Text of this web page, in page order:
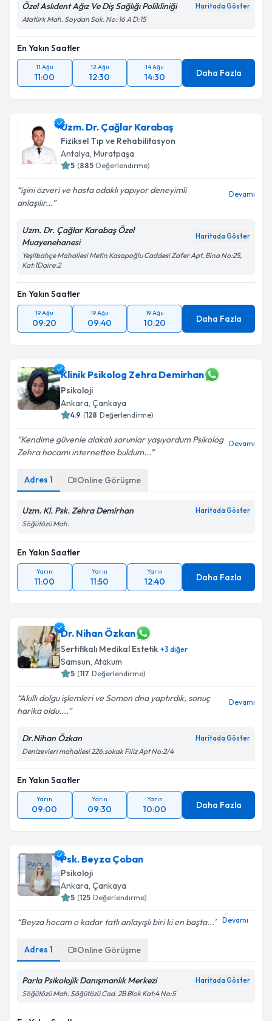
Özel Aslıdent Ağız Ve Diş Sağlığı Polikliniği Haritada Göster
Atatürk Mah. Soydan Sok. No: 16 A D:15
En Yakın Saatler
11 Ağu
11:00
12 Ağu
12:30
14 Ağu
14:30 Daha Fazla
Uzm. Dr. Çağlar Karabaş
Fiziksel Tıp ve Rehabilitasyon
Antalya, Muratpaşa
5 (885 Değerlendirme)
işini özveri ve hasta odaklı yapıyor deneyimli
anlaşılır...
Devamı
Uzm. Dr. Çağlar Karabaş Özel
Muayenehanesi
Haritada Göster
Yeşilbahçe Mahallesi Metin Kasapoğlu Caddesi Zafer Apt, Bina No:25,
Kat:1Daire:2
En Yakın Saatler
19 Ağu
09:20
19 Ağu
09:40
19 Ağu
10:20 Daha Fazla
Klinik Psikolog Zehra Demirhan
Psikoloji
Ankara, Çankaya
4.9 (128 Değerlendirme)
Kendime güvenle alakalı sorunlar yaşıyordum Psikolog
Zehra hocamı internetten buldum...
Devamı
Adres 1 Online Görüşme
Uzm. Kl. Psk. Zehra Demirhan Haritada Göster
Söğütözü Mah.
En Yakın Saatler
Yarın
11:00
Yarın
11:50
Yarın
12:40 Daha Fazla
Dr. Nihan Özkan
Sertifikalı Medikal Estetik +3 diğer
Samsun, Atakum
5 (117 Değerlendirme)
Akıllı dolgu işlemleri ve Somon dna yaptırdık, sonuç
harika oldu....
Devamı
Dr.Nihan Özkan Haritada Göster
Denizevleri mahallesi 226.sokak Filiz Apt No:2/4
En Yakın Saatler
Yarın
09:00
Yarın
09:30
Yarın
10:00 Daha Fazla
Psk. Beyza Çoban
Psikoloji
Ankara, Çankaya
5 (125 Değerlendirme)
Beyza hocam o kadar tatlı anlayışlı biri ki en başta... Devamı
Adres 1 Online Görüşme
Parla Psikolojik Danışmanlık Merkezi Haritada Göster
Söğütözü Mah. Söğütözü Cad. 2B Blok Kat:4 No:5